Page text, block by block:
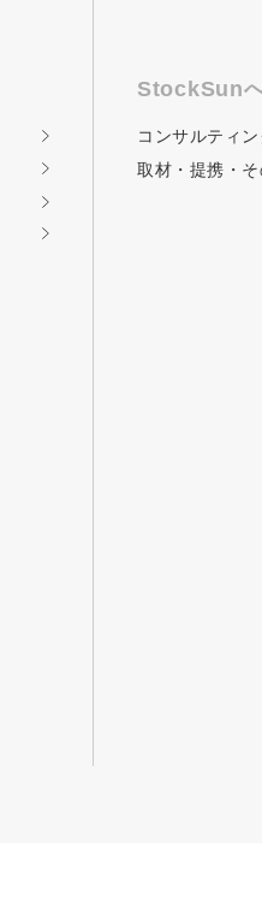
StockSun
コンサルティ
取材・提携・